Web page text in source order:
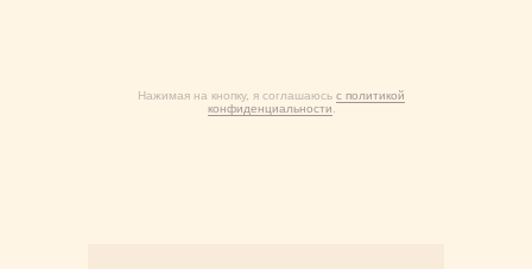
Нажимая на кнопку, я соглашаюсь с политикой
конфиденциальности